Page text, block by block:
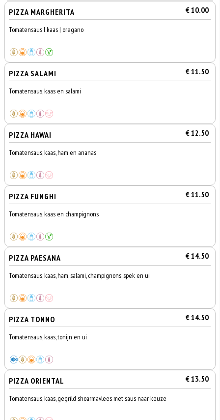
PIZZA MARGHERITA € 10.00
Tomatensaus l kaas | oregano
PIZZA SALAMI € 11.50
Tomatensaus, kaas en salami
PIZZA HAWAI € 12.50
Tomatensaus, kaas, ham en ananas
PIZZA FUNGHI € 11.50
Tomatensaus, kaas en champignons
PIZZA PAESANA € 14.50
Tomatensaus, kaas, ham, salami, champignons, spek en ui
PIZZA TONNO € 14.50
Tomatensaus, kaas, tonijn en ui
PIZZA ORIENTAL € 13.50
Tomatensaus, kaas, gegrild shoarmavlees met saus naar keuze